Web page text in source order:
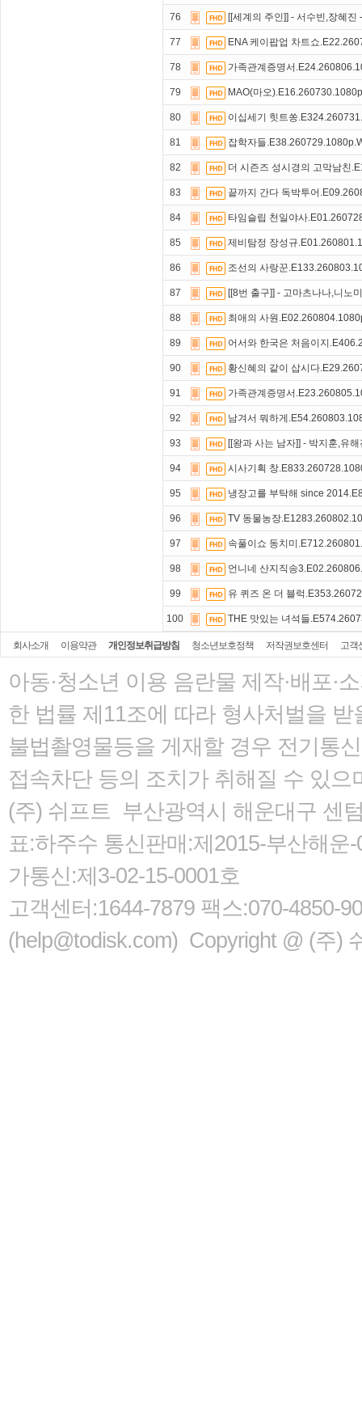
76 [[세계의 주인]] - 서수빈,장혜
77 ENA 케이팝업 차트쇼
78 가족관계증명서
79 MAO(마오
80 이십세기 힛트쏭
81 잡학자들
82 더 시즌즈 성시경의 고막남친
83 끝까지 간다 독박투어
84 타임슬립 천일야사
85 제비탐정 장성규
86 조선의 사랑꾼
87 [[8번 출구]] - 고마츠나나,니노
88 최애의 사원
89 어서와 한국은 처음이지
90 황신혜의 같이 삽시다
91 가족관계증명서
92 남겨서 뭐하게
93 [[왕과 사는 남자]] - 박지훈,유
94 시사기획 창
95 냉장고를 부탁해 since
96 TV 동물농장
97 속풀이쇼 동치미
98 언니네 산지직송
99 유 퀴즈 온 더 블럭
100 THE 맛있는 녀석들
회사소개 이용약관 개인정보취급방침 청소년보호정책 저작권보호센터 고객
아동·청소년 이용 음란물 제작·배포·
한 법률 제11조에 따라 형사처벌을 받
불법촬영물등을 게재할 경우 전기통
접속차단 등의 조치가 취해질 수 있으
(주) 쉬프트 부산광역시 해운대구 센
표:하주수 통신판매:제2015-부산해
가통신:제3-02-15-0001호
고객센터:1644-7879 팩스:070-4850-
(help@todisk.com) Copyright @ (주)